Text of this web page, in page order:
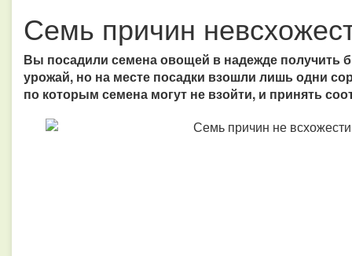
Семь причин
Вы посадили семена овощей в надежде
урожай, но на месте посадки взошли лишь одни
по которым семена могут не взойти, и принять